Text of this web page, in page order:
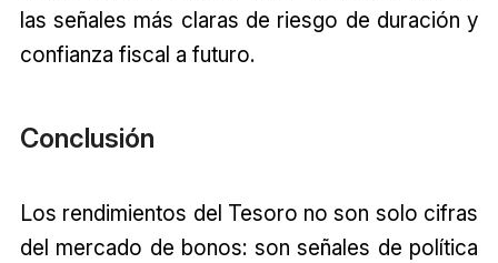
las señales más claras de riesgo de duración y
confianza fiscal a futuro.
Conclusión
Los rendimientos del Tesoro no son solo cifras
del mercado de bonos: son señales de política